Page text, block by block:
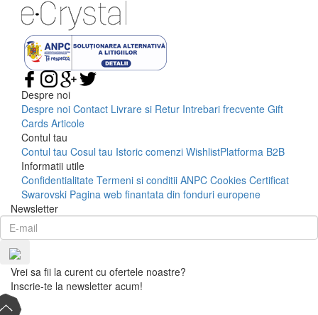
Despre noi
Despre noi Contact Livrare si Retur Intrebari frecvente Gift
Cards Articole
Contul tau
Contul tau Cosul tau Istoric comenzi WishlistPlatforma B2B
Informatii utile
Confidentialitate Termeni si conditii ANPC Cookies Certificat
Swarovski Pagina web finantata din fonduri europene
Newsletter
Vrei sa fii la curent cu ofertele noastre?
Inscrie-te la newsletter acum!